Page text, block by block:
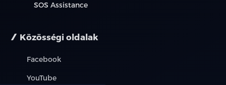
SOS Assistance
Közösségi oldalak
Facebook
YouTube